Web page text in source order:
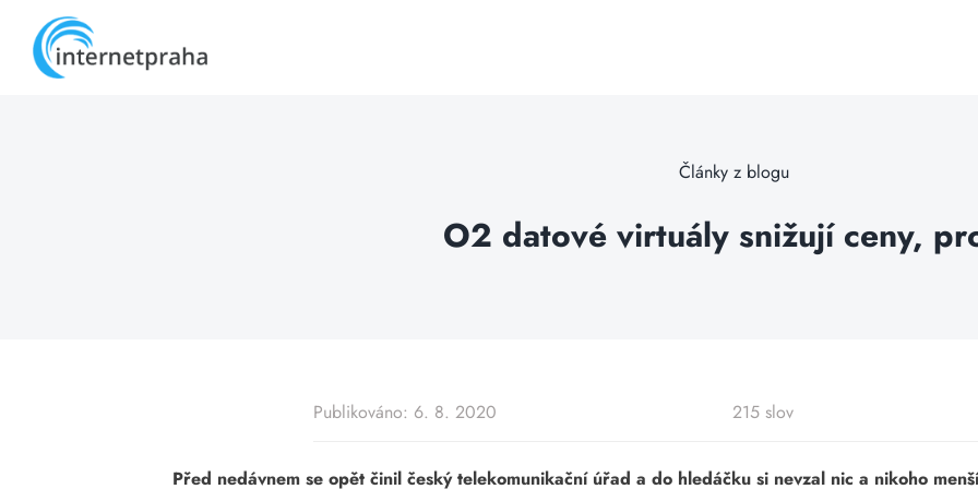
content
Články z blogu
O2 datové virtuály snižují ceny,
Publikováno: 6. 8. 2020 215 slov
Před nedávnem se opět činil český telekomunikační úřad a do hledáčku si nevzal nic a nikoho